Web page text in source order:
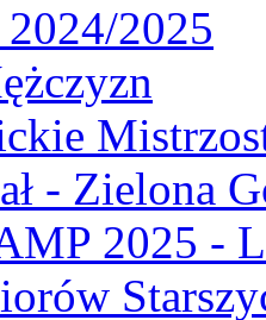
2025
- Zielona
2025 -